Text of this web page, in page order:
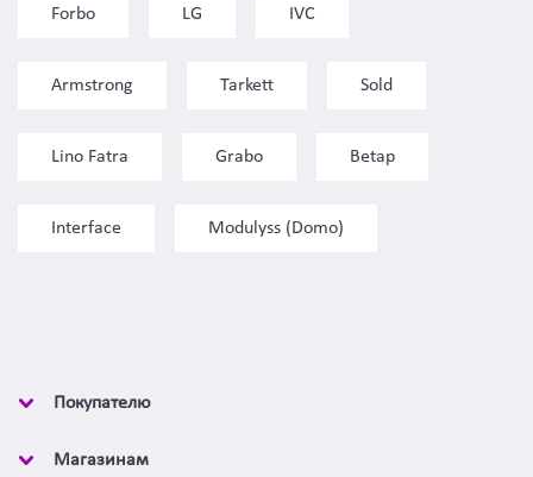
Forbo LG IVC
Armstrong Tarkett Sold
Lino Fatra Grabo Betap
Interface Modulyss (Domo)
Покупателю
Магазинам